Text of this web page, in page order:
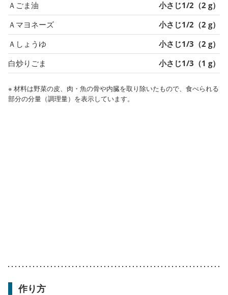
Ａごま油
小さじ1/2（2 g）
Ａマヨネーズ
小さじ1/2（2 g）
Ａしょうゆ
小さじ1/3（2 g）
白炒りごま
小さじ1/3（1 g）
※ 材料は野菜の皮、肉・魚の骨や内臓を取り除いたもので、食べられる
部分の分量（調理量）を表示しています。
作り方